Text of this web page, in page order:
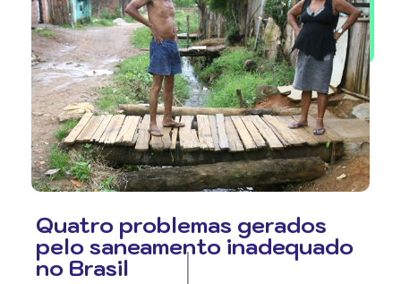
Quatro problemas gerados
pelo saneamento inadequado
no Brasil